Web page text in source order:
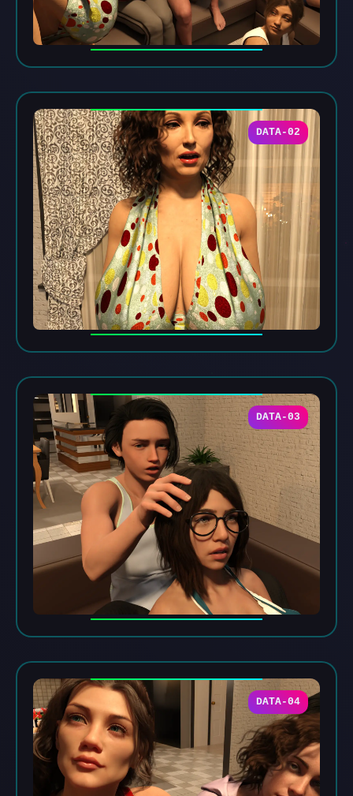
DATA-02
DATA-03
DATA-04